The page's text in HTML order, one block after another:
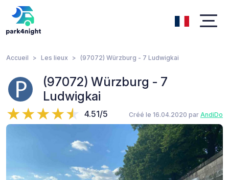
Accueil Les lieux (97072) Würzburg - 7 Ludwigkai
(97072) Würzburg - 7
Ludwigkai
4.51/5 Créé le 16.04.2020 par AndiDo